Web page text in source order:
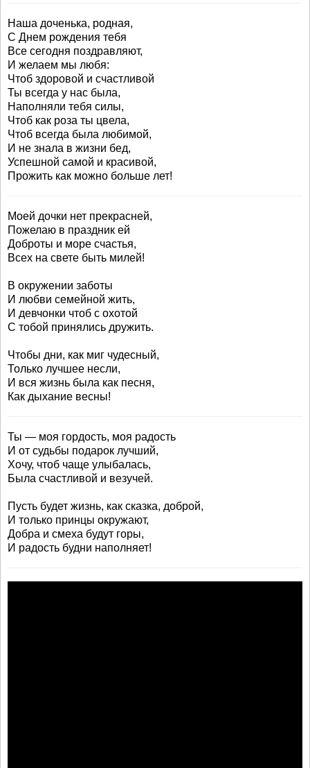
Наша доченька, родная,
С Днем рождения тебя
Все сегодня поздравляют,
И желаем мы любя:
Чтоб здоровой и счастливой
Ты всегда у нас была,
Наполняли тебя силы,
Чтоб как роза ты цвела,
Чтоб всегда была любимой,
И не знала в жизни бед,
Успешной самой и красивой,
Прожить как можно больше лет!
Моей дочки нет прекрасней,
Пожелаю в праздник ей
Доброты и море счастья,
Всех на свете быть милей!
В окружении заботы
И любви семейной жить,
И девчонки чтоб с охотой
С тобой принялись дружить.
Чтобы дни, как миг чудесный,
Только лучшее несли,
И вся жизнь была как песня,
Как дыхание весны!
Ты — моя гордость, моя радость
И от судьбы подарок лучший,
Хочу, чтоб чаще улыбалась,
Была счастливой и везучей.
Пусть будет жизнь, как сказка, доброй,
И только принцы окружают,
Добра и смеха будут горы,
И радость будни наполняет!